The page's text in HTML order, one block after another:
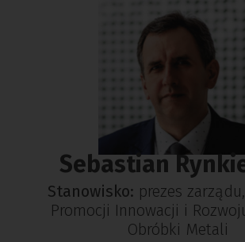
Sebastian
Stanowisko: prezes
Promocji Innowacji i
Obróbki Metali